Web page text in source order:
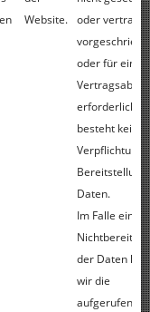
Website. oder
oder für einen
erforderlich.
besteht keine
Verpflichtung
Daten.
Im Falle einer
der Daten
wir die
aufgerufenen